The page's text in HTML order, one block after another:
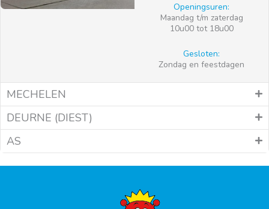
Openingsuren:
Maandag t/m zaterdag
10u00 tot 18u00
Gesloten:
Zondag en feestdagen
MECHELEN
DEURNE (DIEST)
AS